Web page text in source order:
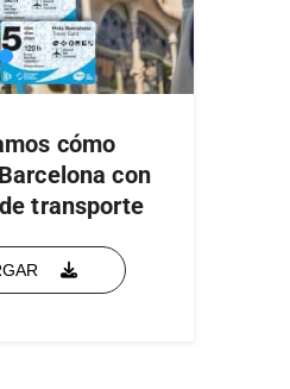
cómo
con
transporte